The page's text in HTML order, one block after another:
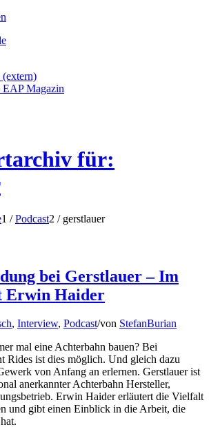
(extern)
EAP Magazin
für:
1 / Podcast2 / gerstlauer
bei Gerstlauer – Im
Erwin Haider
, Interview, Podcast/von StefanBurian
mal eine Achterbahn bauen? Bei
Rides ist dies möglich. Und gleich dazu
von Anfang an erlernen. Gerstlauer ist
anerkannter Achterbahn Hersteller,
Erwin Haider erläutert die Vielfalt
und gibt einen Einblick in die Arbeit, die